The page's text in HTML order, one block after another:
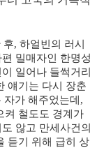
, 하얼빈의 러시
밀매자인 한명성
일어나 들썩거리
얘기는 다시 장춘
자가 해주었는데,
켜 철도도 경계가
않고 만세사건의
듣기 위해 급히 상